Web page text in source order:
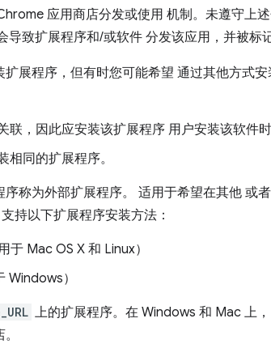
应用商店分发或使用 机制。未遵守上
导致扩展程序和/或软件 分发该应用，并被标
展程序，但有时您可能希望 通过其他方式
，因此应安装该扩展程序 用户安装该软件时
相同的扩展程序。
称为外部扩展程序。
适用于希望在其他 或
持以下扩展程序安装方法：
Mac OS X 和 Linux）
）
上的扩展程序。在 Windows 和 Mac 上，